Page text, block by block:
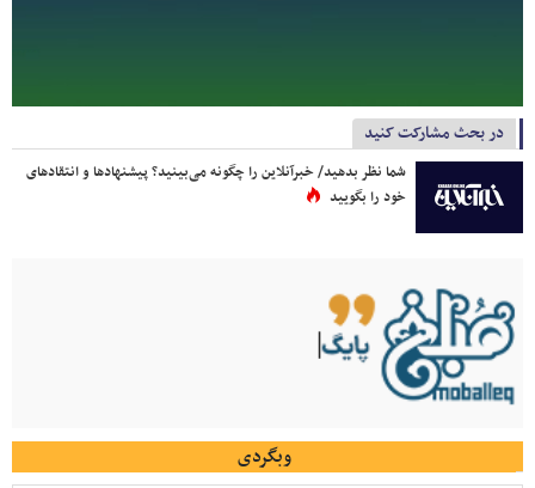
در بحث مشارکت کنید
شما نظر بدهید/ خبرآنلاین را چگونه می‌بینید؟ پیشنهادها و انتقادهای
خود را بگویید
وبگردی